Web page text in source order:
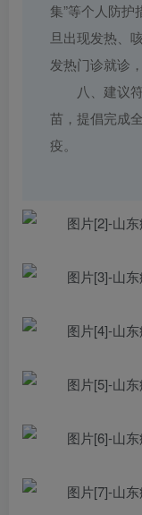
集”等个人防
旦出现发热、
发热门诊就诊
八、建议
苗，提倡完成
疫。